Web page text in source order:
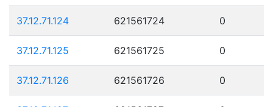
37.12.71.124 621561724 0
37.12.71.125 621561725 0
37.12.71.126 621561726 0